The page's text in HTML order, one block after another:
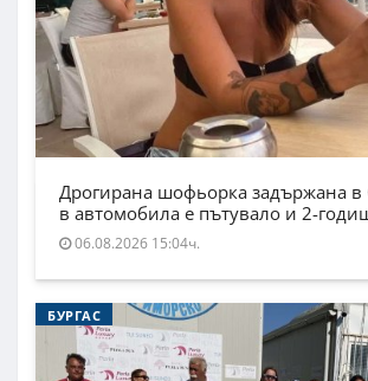
Дрогирана шофьорка задържана в
в автомобила е пътувало и 2-
06.08.2026 15:04ч.
БУРГАС